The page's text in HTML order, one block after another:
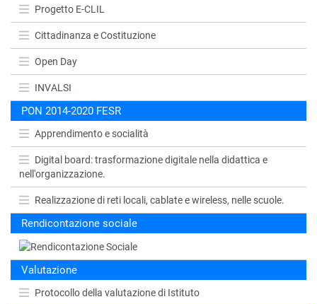
Progetto E-CLIL
Cittadinanza e Costituzione
Open Day
INVALSI
PON 2014-2020 FESR
Apprendimento e socialità
Digital board: trasformazione digitale nella didattica e
nell'organizzazione.
Realizzazione di reti locali, cablate e wireless, nelle scuole.
Rendicontazione sociale
Valutazione
Protocollo della valutazione di Istituto